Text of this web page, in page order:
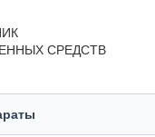
СРЕДСТВ